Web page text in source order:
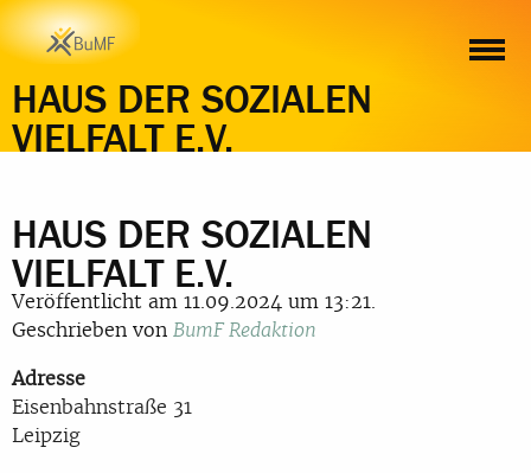
HAUS DER SOZIALEN
VIELFALT E.V.
HAUS DER SOZIALEN
VIELFALT E.V.
Veröffentlicht am 11.09.2024 um 13:21.
Geschrieben von BumF Redaktion
Adresse
Eisenbahnstraße 31
Leipzig